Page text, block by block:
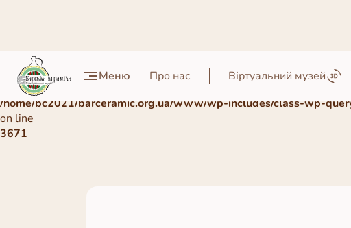
Меню Про нас Віртуальний музей
Warning
: Undefined array key 0 in
/home/bc2021/barceramic.org.ua/www/wp-includes/class-wp-
on line
3671